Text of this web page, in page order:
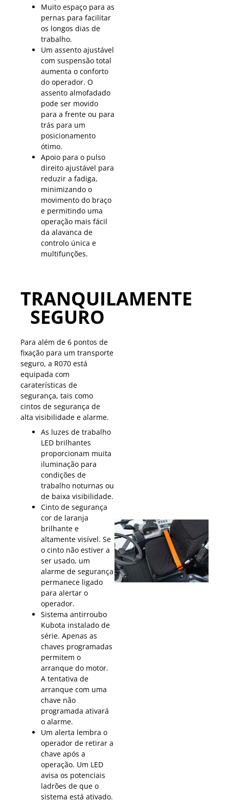
Muito espaço para as
pernas para facilitar
os longos dias de
trabalho.
Um assento ajustável
com suspensão total
aumenta o conforto
do operador. O
assento almofadado
pode ser movido
para a frente ou para
trás para um
posicionamento
ótimo.
Apoio para o pulso
direito ajustável para
reduzir a fadiga,
minimizando o
movimento do braço
e permitindo uma
operação mais fácil
da alavanca de
controlo única e
multifunções.
TRANQUILAMENTE
SEGURO
Para além de 6 pontos de
fixação para um transporte
seguro, a R070 está
equipada com
caraterísticas de
segurança, tais como
cintos de segurança de
alta visibilidade e alarme.
As luzes de trabalho
LED brilhantes
proporcionam muita
iluminação para
condições de
trabalho noturnas ou
de baixa visibilidade.
Cinto de segurança
cor de laranja
brilhante e
altamente visível. Se
o cinto não estiver a
ser usado, um
alarme de segurança
permanece ligado
para alertar o
operador.
Sistema antirroubo
Kubota instalado de
série. Apenas as
chaves programadas
permitem o
arranque do motor.
A tentativa de
arranque com uma
chave não
programada ativará
o alarme.
Um alerta lembra o
operador de retirar a
chave após a
operação. Um LED
avisa os potenciais
ladrões de que o
sistema está ativado.